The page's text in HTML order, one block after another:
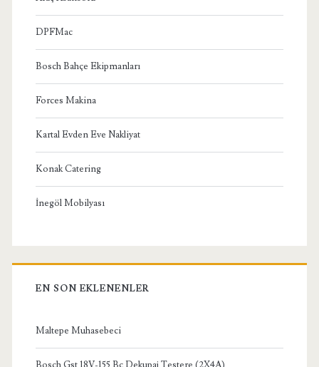
DPFMac
Bosch Bahçe Ekipmanları
Forces Makina
Kartal Evden Eve Nakliyat
Konak Catering
İnegöl Mobilyası
EN SON EKLENENLER
Maltepe Muhasebeci
Bosch Gst 18V-155 Bc Dekupaj Testere (2X4A)